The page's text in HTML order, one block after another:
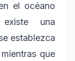
el océano
una
establezca
que